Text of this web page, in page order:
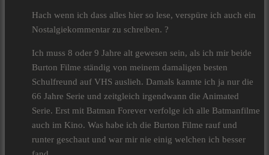
Hach wenn ich dass alles hier so lese, verspüre ich auch ein
Nostalgiekommentar zu schreiben. ?
Ich muss 8 oder 9 Jahre alt gewesen sein, als ich mir beide
Burton Filme ständig von meinem damaligen besten
Schulfreund auf VHS auslieh. Damals kannte ich ja nur die
66 Jahre Serie und zeitgleich irgendwann die Animated
Serie. Erst mit Batman Forever verfolge ich alle Batmanfilme
auch im Kino. Was habe ich die Burton Filme rauf und
runter geschaut und war mir nie einig welchen ich besser